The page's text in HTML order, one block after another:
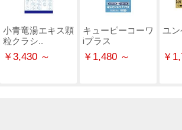
小青竜湯エキス顆
粒クラシ..
￥3,430 ～
キューピーコーワ
ⅰプラス
￥1,480 ～
ユ
￥